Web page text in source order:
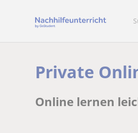
Private
Online lernen